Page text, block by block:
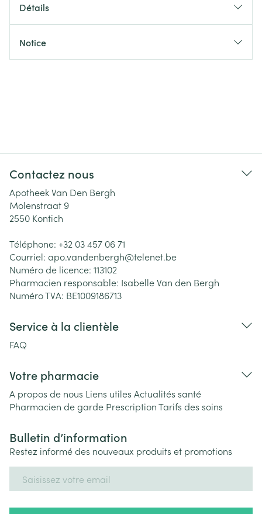
Détails
Notice
Contactez nous
Apotheek Van Den Bergh
Molenstraat 9
2550 Kontich
Téléphone: +32 03 457 06 71
Courriel: apo.vandenbergh@telenet.be
Numéro de licence: 113102
Pharmacien responsable: Isabelle Van den Bergh
Numéro TVA: BE1009186713
Service à la clientèle
FAQ
Votre pharmacie
A propos de nous Liens utiles Actualités santé
Pharmacien de garde PrescriptionTarifs des soins
Bulletin d’information
Restez informé des nouveaux produits et promotions